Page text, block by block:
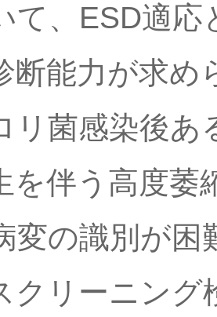
て、ESD適
断能力が求め
リ菌感染後
を伴う高度
変の識別が困
クリーニン